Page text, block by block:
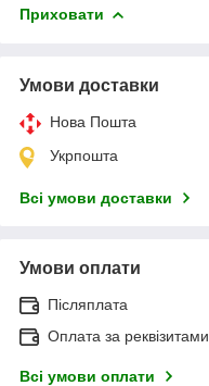
Приховати
Умови доставки
Нова Пошта
Укрпошта
Всі умови доставки
Умови оплати
Післяплата
Оплата за реквізитами
Всі умови оплати